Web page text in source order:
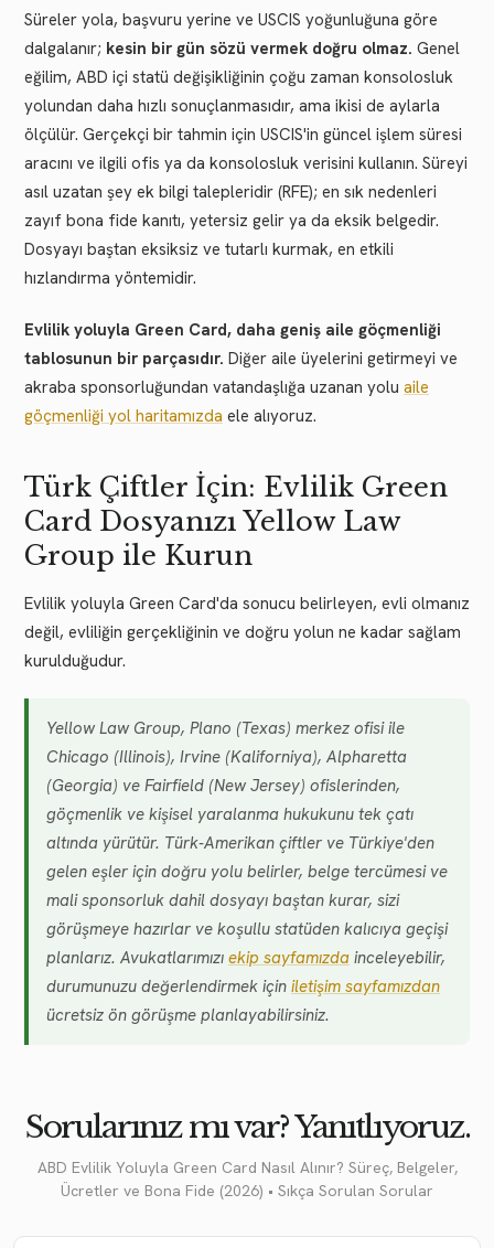
Süreler yola, başvuru yerine ve USCIS yoğunluğuna göre
dalgalanır; kesin bir gün sözü vermek doğru olmaz. Genel
eğilim, ABD içi statü değişikliğinin çoğu zaman konsolosluk
yolundan daha hızlı sonuçlanmasıdır, ama ikisi de aylarla
ölçülür. Gerçekçi bir tahmin için USCIS'in güncel işlem süresi
aracını ve ilgili ofis ya da konsolosluk verisini kullanın. Süreyi
asıl uzatan şey ek bilgi talepleridir (RFE); en sık nedenleri
zayıf bona fide kanıtı, yetersiz gelir ya da eksik belgedir.
Dosyayı baştan eksiksiz ve tutarlı kurmak, en etkili
hızlandırma yöntemidir.
Evlilik yoluyla Green Card, daha geniş aile göçmenliği
tablosunun bir parçasıdır. Diğer aile üyelerini getirmeyi ve
akraba sponsorluğundan vatandaşlığa uzanan yolu aile
göçmenliği yol haritamızda ele alıyoruz.
Türk Çiftler İçin: Evlilik Green
Card Dosyanızı Yellow Law
Group ile Kurun
Evlilik yoluyla Green Card'da sonucu belirleyen, evli olmanız
değil, evliliğin gerçekliğinin ve doğru yolun ne kadar sağlam
kurulduğudur.
Yellow Law Group, Plano (Texas) merkez ofisi ile
Chicago (Illinois), Irvine (Kaliforniya), Alpharetta
(Georgia) ve Fairfield (New Jersey) ofislerinden,
göçmenlik ve kişisel yaralanma hukukunu tek çatı
altında yürütür. Türk-Amerikan çiftler ve Türkiye'den
gelen eşler için doğru yolu belirler, belge tercümesi ve
mali sponsorluk dahil dosyayı baştan kurar, sizi
görüşmeye hazırlar ve koşullu statüden kalıcıya geçişi
planlarız. Avukatlarımızı ekip sayfamızda inceleyebilir,
durumunuzu değerlendirmek için iletişim sayfamızdan
ücretsiz ön görüşme planlayabilirsiniz.
Sorularınız mı var? Yanıtlıyoruz.
ABD Evlilik Yoluyla Green Card Nasıl Alınır? Süreç, Belgeler,
Ücretler ve Bona Fide (2026) • Sıkça Sorulan Sorular